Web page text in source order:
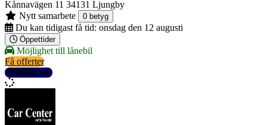
Kånnavägen 11 34131 Ljungby
Nytt samarbete
0 betyg
Du kan tidigast få tid: onsdag den 12 augusti
Öppettider
Möjlighet till lånebil
Få offerter
Detaljer